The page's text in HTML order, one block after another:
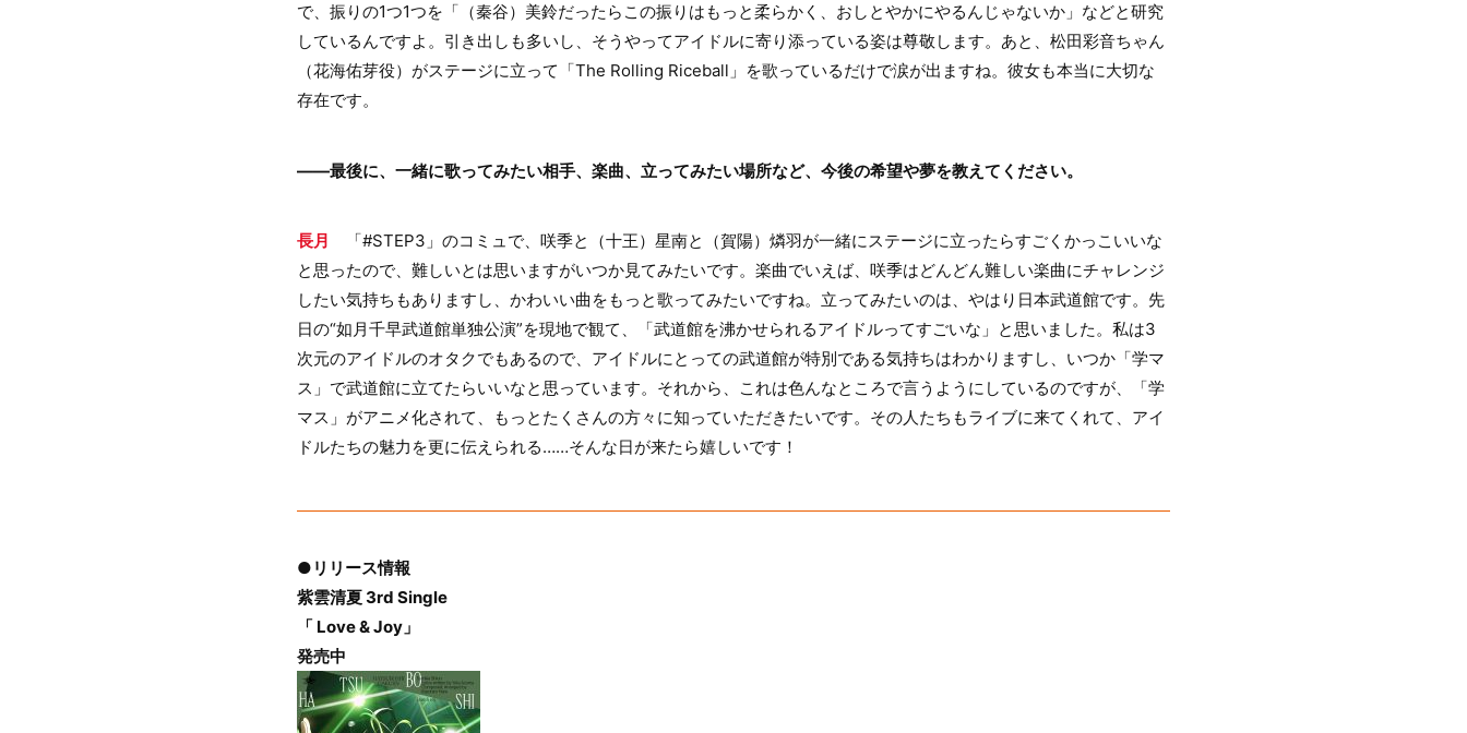
で、振りの1つ1つを「（秦谷）美鈴だったらこの振りはもっと柔らかく、おしとやかにやるんじゃないか」などと研究
しているんですよ。引き出しも多いし、そうやってアイドルに寄り添っている姿は尊敬します。あと、松田彩音ちゃん
（花海佑芽役）がステージに立って「The Rolling Riceball」を歌っているだけで涙が出ますね。彼女も本当に大切な
存在です。
――最後に、一緒に歌ってみたい相手、楽曲、立ってみたい場所など、今後の希望や夢を教えてください。
長月
「#STEP3」のコミュで、咲季と（十王）星南と（賀陽）燐羽が一緒にステージに立ったらすごくかっこいいな
と思ったので、難しいとは思いますがいつか見てみたいです。楽曲でいえば、咲季はどんどん難しい楽曲にチャレンジ
したい気持ちもありますし、かわいい曲をもっと歌ってみたいですね。立ってみたいのは、やはり日本武道館です。先
日の“如月千早武道館単独公演”を現地で観て、「武道館を沸かせられるアイドルってすごいな」と思いました。私は3
次元のアイドルのオタクでもあるので、アイドルにとっての武道館が特別である気持ちはわかりますし、いつか「学マ
ス」で武道館に立てたらいいなと思っています。それから、これは色んなところで言うようにしているのですが、「学
マス」がアニメ化されて、もっとたくさんの方々に知っていただきたいです。その人たちもライブに来てくれて、アイ
ドルたちの魅力を更に伝えられる……そんな日が来たら嬉しいです！
●リリース情報
紫雲清夏 3rd Single
「 Love & Joy」
発売中